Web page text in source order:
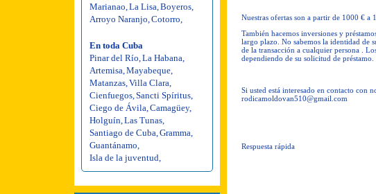
Marianao La Lisa Boyeros
Arroyo Naranjo Cotorro
En toda Cuba
Pinar del Río La Habana
Artemisa Mayabeque
Matanzas Villa Clara
Cienfuegos Sancti Spíritus
Ciego de Ávila Camagüey,
Holguín Las Tunas
Santiago de Cuba Gramma
Guantánamo
Isla de la juventud
Nuestras ofertas son a partir de 1000 € a
También hacemos inversiones y
largo plazo. No sabemos la identidad de
de la transacción a cualquier persona .
dependiendo de su solicitud de préstamo.
Si usted está interesado en contacto con
rodicamoldovan510@gmail.com
Respuesta rápida